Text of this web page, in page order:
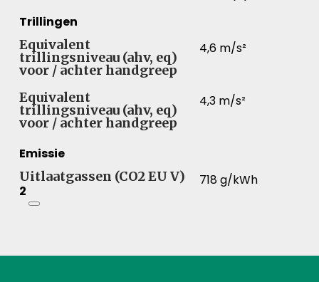
Trillingen
Equivalent
trillingsniveau (ahv, eq)
voor / achter handgreep
4,6 m/s²
Equivalent
trillingsniveau (ahv, eq)
voor / achter handgreep
4,3 m/s²
Emissie
Uitlaatgassen (CO2 EU V)
2
718 g/kWh